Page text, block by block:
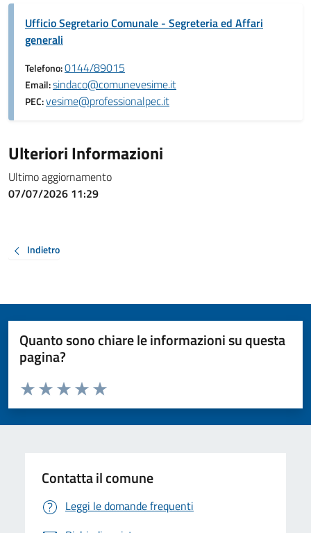
Ufficio Segretario Comunale - Segreteria ed Affari
generali
Telefono:0144/89015
Email:sindaco@comunevesime.it
PEC:vesime@professionalpec.it
Ulteriori Informazioni
Ultimo aggiornamento
07/07/2026 11:29
Indietro
Quanto sono chiare le informazioni su questa
pagina?
Valuta da 1 a 5 stelle la pagina
Valuta 5 stelle su 5
Valuta 4 stelle su 5
Valuta 3 stelle su 5
Valuta 2 stelle su 5
Valuta 1 stelle su 5
Contatta il comune
Leggi le domande frequenti